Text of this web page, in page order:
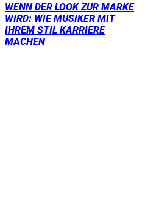
WENN DER LOOK ZUR MARKE
WIRD: WIE MUSIKER MIT
IHREM STIL KARRIERE
MACHEN